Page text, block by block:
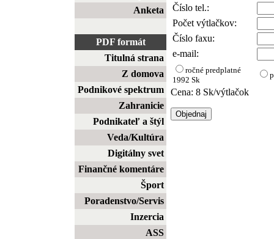
Anketa
PDF formát
Titulná strana
Z domova
Podnikové spektrum
Zahranicie
Podnikateľ a štýl
Veda/Kultúra
Digitálny svet
Finančné komentáre
Šport
Poradenstvo/Servis
Inzercia
ASS
Číslo tel.:
Počet výtlačkov:
Číslo faxu:
e-mail:
ročné predplatné
1992 Sk
Cena: 8 Sk/výtlačok